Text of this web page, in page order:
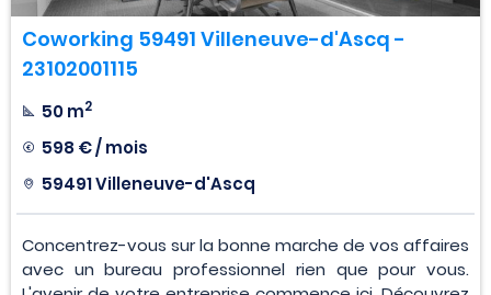
Coworking 59491 Villeneuve-d'Ascq -
23102001115
50 m2
598 € / mois
59491 Villeneuve-d'Ascq
Concentrez-vous sur la bonne marche de vos affaires
avec un bureau professionnel rien que pour vous.